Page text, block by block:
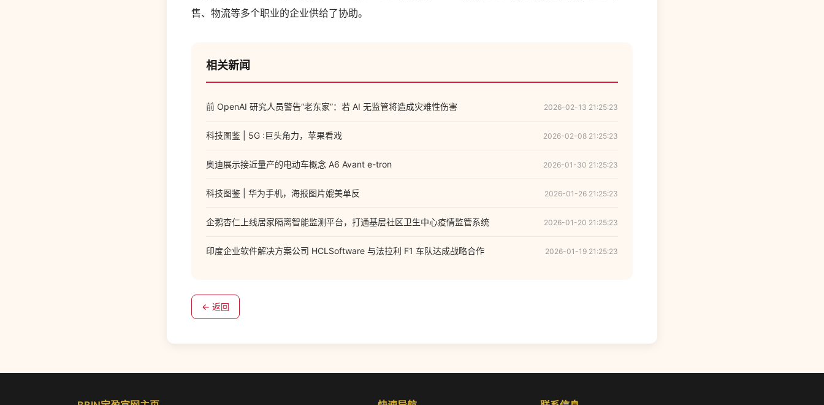
售、物流等多个职业的企业供给了协助。
相关新闻
前 OpenAI 研究人员警告“老东家”：若 AI 无监管将造成灾难性伤害 2026-02-13 21:25:23
科技图鉴 | 5G :巨头角力，苹果看戏 2026-02-08 21:25:23
奥迪展示接近量产的电动车概念 A6 Avant e-tron 2026-01-30 21:25:23
科技图鉴 | 华为手机，海报图片媲美单反 2026-01-26 21:25:23
企鹅杏仁上线居家隔离智能监测平台，打通基层社区卫生中心疫情监管系统 2026-01-20 21:25:23
印度企业软件解决方案公司 HCLSoftware 与法拉利 F1 车队达成战略合作 2026-01-19 21:25:23
← 返回